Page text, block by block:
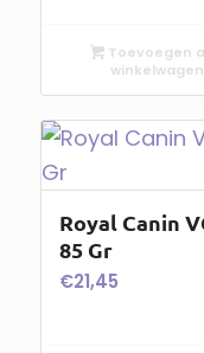
Toevoegen
winkelwagen
Royal Canin
85 Gr
€21,45